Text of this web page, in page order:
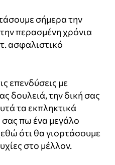
σήμερα την
περασμένη χρόνια
ασφαλιστικό
επενδύσεις με
δουλειά, την δική σας
τα εκπληκτικά
πω ένα μεγάλο
ότι θα γιορτάσουμε
στο μέλλον.